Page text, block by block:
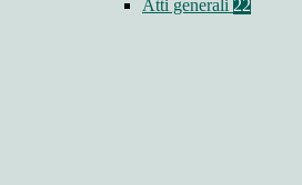
Atti generali 22